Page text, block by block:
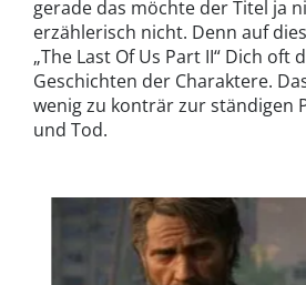
gerade das möchte der Titel ja
erzählerisch nicht. Denn auf
„The Last Of Us Part II“ Dich
Geschichten der Charaktere.
wenig zu konträr zur ständigen
und Tod.